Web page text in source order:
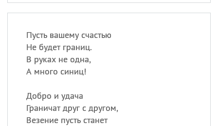
Пусть вашему счастью
Не будет границ.
В руках не одна,
А много синиц!
Добро и удача
Граничат друг с другом,
Везение пусть станет